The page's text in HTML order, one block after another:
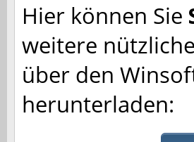
Hier können Sie
weitere
über den
herunterladen: